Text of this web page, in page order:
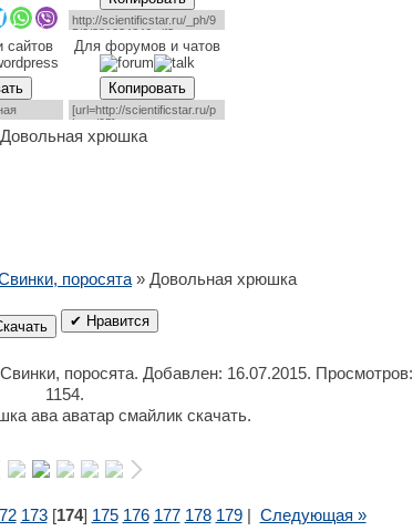
сайтов Для форумов и чатов
Копировать
поросята » Довольная хрюшка
✔ Нравится
поросята. Добавлен: 16.07.2015. Просмотров:
1154.
ава аватар смайлик скачать.
173[174] 175 176 177 178 179| Следующая »